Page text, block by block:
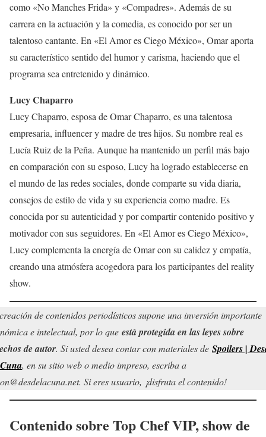
como «No Manches Frida» y «Compadres». Además de su
carrera en la actuación y la comedia, es conocido por ser un
talentoso cantante. En «El Amor es Ciego México», Omar aporta
su característico sentido del humor y carisma, haciendo que el
programa sea entretenido y dinámico.
Lucy Chaparro
Lucy Chaparro, esposa de Omar Chaparro, es una talentosa
empresaria, influencer y madre de tres hijos. Su nombre real es
Lucía Ruiz de la Peña. Aunque ha mantenido un perfil más bajo
en comparación con su esposo, Lucy ha logrado establecerse en
el mundo de las redes sociales, donde comparte su vida diaria,
consejos de estilo de vida y su experiencia como madre. Es
conocida por su autenticidad y por compartir contenido positivo y
motivador con sus seguidores. En «El Amor es Ciego México»,
Lucy complementa la energía de Omar con su calidez y empatía,
creando una atmósfera acogedora para los participantes del reality
show.
de contenidos periodísticos supone una inversión importante
e intelectual, por lo que está protegida en las leyes sobre
de autor. Si usted desea contar con materiales de Spoilers |
, en su sitio web o medio impreso, escriba a
Si eres usuario, ¡disfruta el contenido!
Contenido sobre Top Chef VIP, show de